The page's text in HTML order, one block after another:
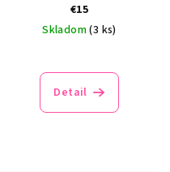
€15
Skladom(3 ks)
hodnotenie
produktu
Detail